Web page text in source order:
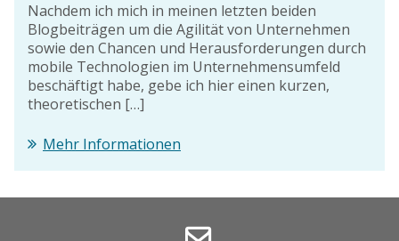
Nachdem ich mich in meinen letzten beiden
Blogbeiträgen um die Agilität von Unternehmen
sowie den Chancen und Herausforderungen durch
mobile Technologien im Unternehmensumfeld
beschäftigt habe, gebe ich hier einen kurzen,
theoretischen […]
Mehr Informationen